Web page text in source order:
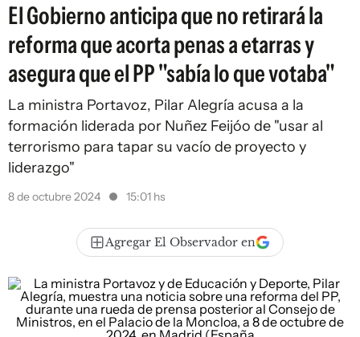
El Gobierno anticipa que no retirará la
reforma que acorta penas a etarras y
asegura que el PP "sabía lo que votaba"
La ministra Portavoz, Pilar Alegría acusa a la
formación liderada por Nuñez Feijóo de "usar al
terrorismo para tapar su vacío de proyecto y
liderazgo"
8 de octubre 2024 15:01 hs
Agregar El Observador en